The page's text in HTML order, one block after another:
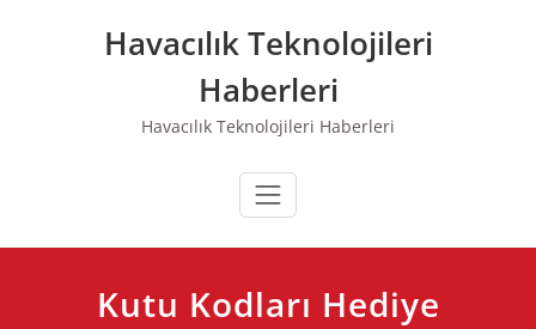
Havacılık Teknolojileri
Haberleri
Havacılık Teknolojileri Haberleri
Kutu Kodları Hediye